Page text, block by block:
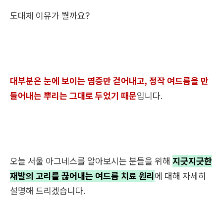
도대체 이유가 뭘까요?
대부분은 눈에 보이는 염증만 걷어내고, 정작 여드름을 만
들어내는 뿌리는 그대로 두었기 때문입니다.
오늘 서울 아그네스를 알아보시는 분들을 위해 지긋지긋한
재발의 고리를 끊어내는 여드름 치료 원리에 대해 자세히
설명해 드리겠습니다.